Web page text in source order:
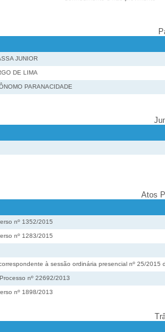
JUNIOR
DE LIMA
PARANACIDADE
Atos
nº 1352/2015
nº 1283/2015
à sessão ordinária presencial nº 25/2015
nº 22692/2013
nº 1898/2013